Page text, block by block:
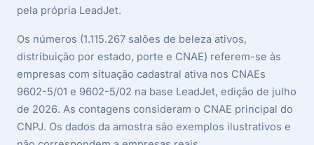
pela própria LeadJet.
Os números (1.115.267 salões de beleza ativos,
distribuição por estado, porte e CNAE) referem-se às
empresas com situação cadastral ativa nos CNAEs
9602-5/01 e 9602-5/02 na base LeadJet, edição de julho
de 2026. As contagens consideram o CNAE principal do
CNPJ. Os dados da amostra são exemplos ilustrativos e